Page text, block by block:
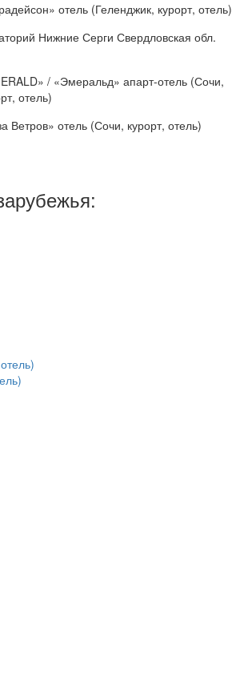
отель (Геленджик, курорт, отель)
Нижние Серги Свердловская обл.
/ «Эмеральд» апарт-отель (Сочи,
отель)
Ветров» отель (Сочи, курорт, отель)